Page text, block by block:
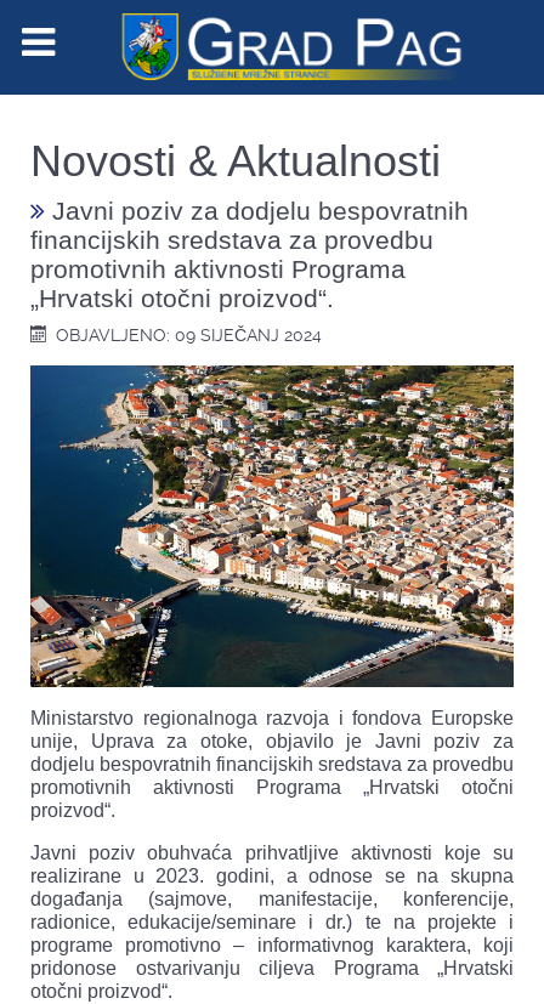
Novosti & Aktualnosti
Javni poziv za dodjelu bespovratnih
financijskih sredstava za provedbu
promotivnih aktivnosti Programa
„Hrvatski otočni proizvod“.
OBJAVLJENO: 09 SIJEČANJ 2024
Ministarstvo regionalnoga razvoja i fondova Europske
unije, Uprava za otoke, objavilo je Javni poziv za
dodjelu bespovratnih financijskih sredstava za provedbu
promotivnih aktivnosti Programa „Hrvatski otočni
proizvod“.
Javni poziv obuhvaća prihvatljive aktivnosti koje su
realizirane u 2023. godini, a odnose se na skupna
događanja (sajmove, manifestacije, konferencije,
radionice, edukacije/seminare i dr.) te na projekte i
programe promotivno – informativnog karaktera, koji
pridonose ostvarivanju ciljeva Programa „Hrvatski
otočni proizvod“.